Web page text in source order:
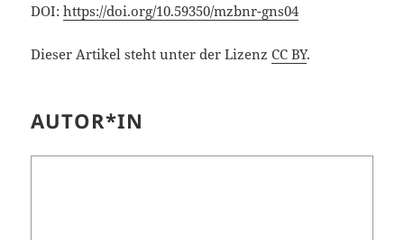
DOI:https://doi.org/10.59350/mzbnr-gns04
Dieser Artikel steht unter der LizenzCC BY.
AUTOR*IN